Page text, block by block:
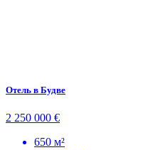
Отель в Будве
2 250 000 €
650 м²